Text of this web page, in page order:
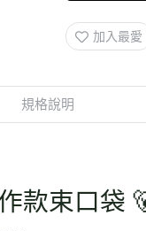
加入最愛
規格說明
款束口袋